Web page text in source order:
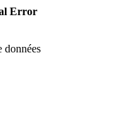
Error
données